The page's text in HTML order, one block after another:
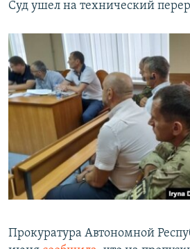
Суд ушел на технический
Прокуратура Автономной